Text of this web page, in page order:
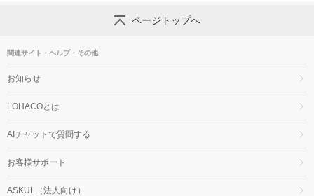
ページトップへ
関連サイト・ヘルプ・その他
お知らせ
LOHACOとは
AIチャットで質問する
お客様サポート
ASKUL（法人向け）